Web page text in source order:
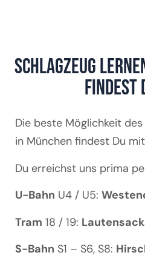
Schlagzeug
findest
Die beste Möglichkeit
in München findest Du
Du erreichst uns prima
U-Bahn U4 / U5:
Tram 18 / 19:
S-Bahn S1 – S6, S8: